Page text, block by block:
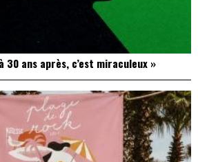
30 ans après, c’est miraculeux »